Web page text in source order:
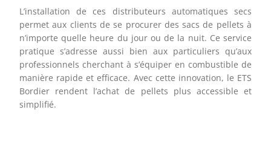
L’installation de ces distributeurs automatiques secs
permet aux clients de se procurer des sacs de pellets à
n’importe quelle heure du jour ou de la nuit. Ce service
pratique s’adresse aussi bien aux particuliers qu’aux
professionnels cherchant à s’équiper en combustible de
manière rapide et efficace. Avec cette innovation, le ETS
Bordier rendent l’achat de pellets plus accessible et
simplifié.